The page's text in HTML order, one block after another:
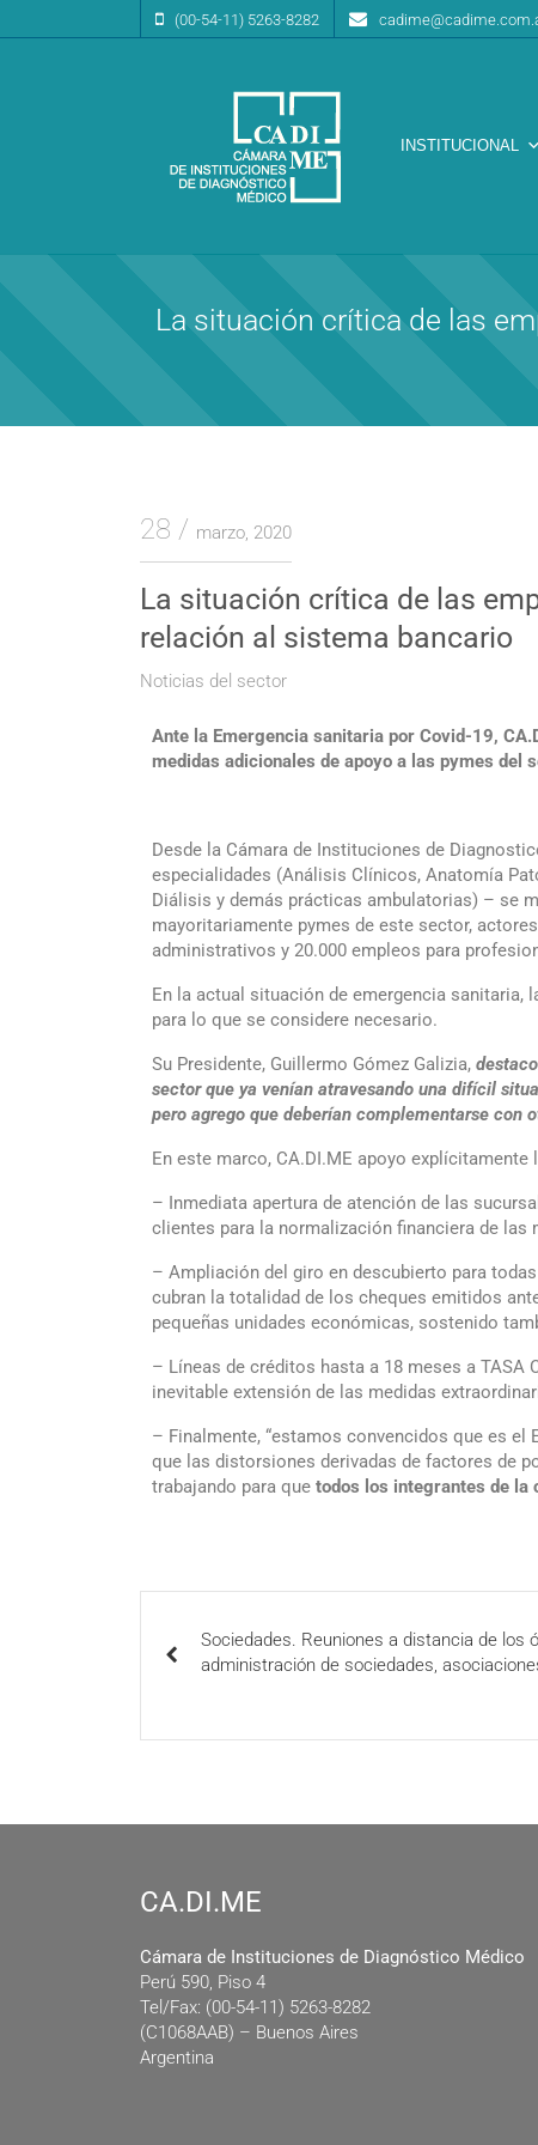
(00-54-11) 5263-8282
CA.DI.ME.
Cámara de Instituciones de Diagnóstico Médico
INSTITUCIONAL
La situación crítica de las
28 marzo, 2020
La situación crítica de las
relación al sistema bancario
Noticias del sector
Ante la Emergencia sanitaria por Covid-19,
medidas adicionales de apoyo a las pymes del
Desde la Cámara de Instituciones de
especialidades (Análisis Clínicos, Anatomía
Diálisis y demás prácticas ambulatorias) – se
mayoritariamente pymes de este sector,
administrativos y 20.000 empleos para
En la actual situación de emergencia
para lo que se considere necesario.
Su Presidente, Guillermo Gómez Galizia,
sector que ya venían atravesando una difícil
pero agrego que deberían complementarse con
En este marco, CA.DI.ME apoyo
– Inmediata apertura de atención de las
clientes para la normalización financiera de las
– Ampliación del giro en descubierto para
cubran la totalidad de los cheques emitidos
pequeñas unidades económicas, sostenido
– Líneas de créditos hasta a 18 meses a TASA
inevitable extensión de las medidas
– Finalmente, “estamos convencidos que es
que las distorsiones derivadas de factores de
trabajando para que todos los integrantes de la
Sociedades. Reuniones a distancia de los
administración de sociedades,
CA.DI.ME
Cámara de Instituciones de Diagnóstico Médico
Perú 590, Piso 4
Tel/Fax: (00-54-11) 5263-8282
(C1068AAB) – Buenos Aires
Argentina